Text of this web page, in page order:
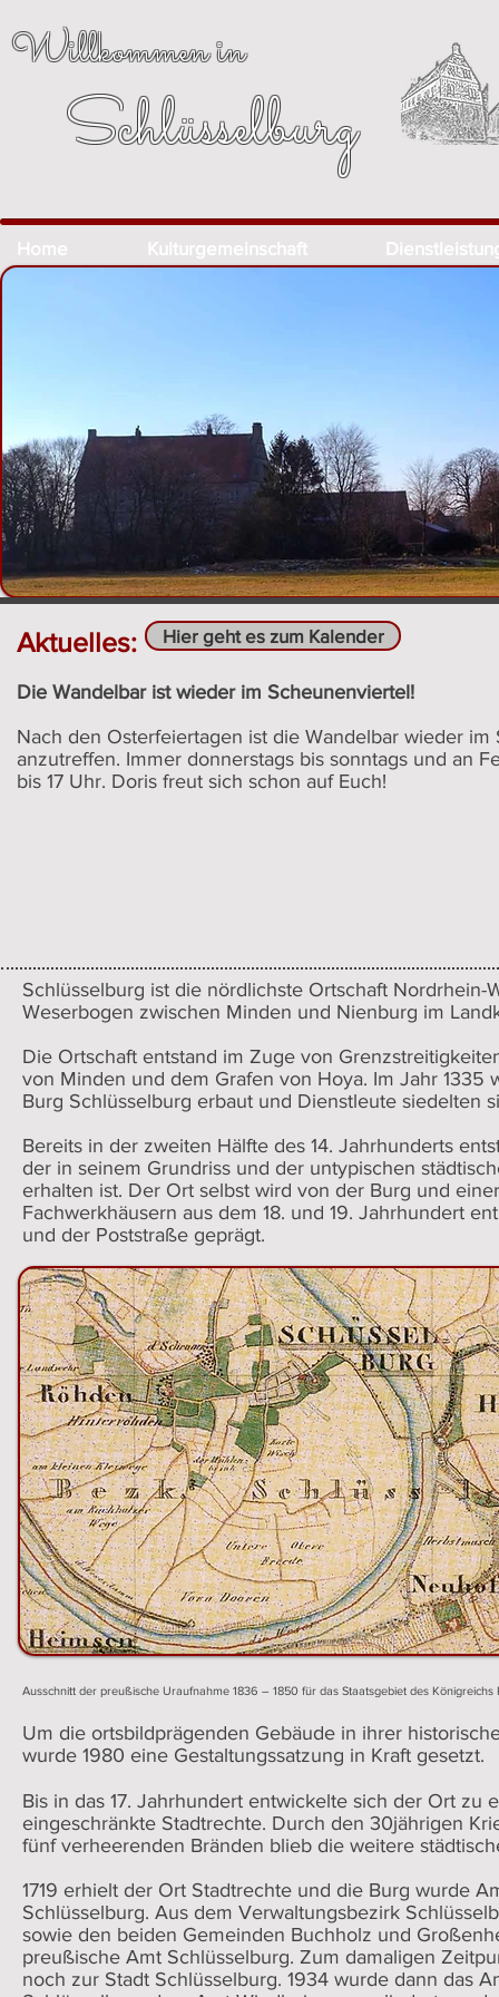
Willkommen in
Schlüsselburg
Home Kulturgemeinschaft
Aktuelles:
Die Wandelbar ist wieder im Scheunenviertel!
Nach den Osterfeiertagen ist die Wandelbar wieder im
anzutreffen. Immer donnerstags bis sonntags und an
bis 17 Uhr. Doris freut sich schon auf Euch!
Hier geht es zum Kalender
Schlüsselburg ist die nördlichste Ortschaft Nordrhein-
Weserbogen zwischen Minden und Nienburg im
Die Ortschaft entstand im Zuge von
von Minden und dem Grafen von Hoya. Im Jahr 1335
Burg Schlüsselburg erbaut und Dienstleute siedelten
Bereits in der zweiten Hälfte des 14. Jahrhunderts
der in seinem Grundriss und der untypischen
erhalten ist. Der Ort selbst wird von der Burg und
Fachwerkhäusern aus dem 18. und 19. Jahrhundert
und der Poststraße geprägt.
Ausschnitt der preußische Uraufnahme 1836 – 1850 für das Staatsgebiet des Königreichs
Um die ortsbildprägenden Gebäude in ihrer
wurde 1980 eine Gestaltungssatzung in Kraft gesetzt.
Bis in das 17. Jahrhundert entwickelte sich der Ort zu
eingeschränkte Stadtrechte. Durch den 30jährigen
fünf verheerenden Bränden blieb die weitere
1719 erhielt der Ort Stadtrechte und die Burg wurde
Schlüsselburg. Aus dem Verwaltungsbezirk
sowie den beiden Gemeinden Buchholz und
preußische Amt Schlüsselburg. Zum damaligen
noch zur Stadt Schlüsselburg. 1934 wurde dann das